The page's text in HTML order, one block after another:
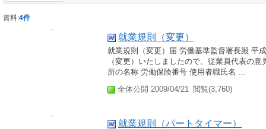
資料:4件
就業規則（変更）
就業規則（変更）届 労働基準監督署長殿 平
（変更）いたしましたので、従業員代表の
所の名称 労働保険番号 使用者職氏名 ...
全体公開 2009/04/21 閲覧(3,760)
就業規則（パートタイマー）